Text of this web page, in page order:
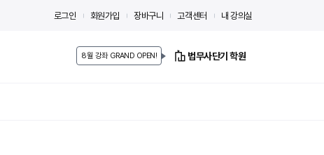
로그인 회원가입 장바구니 고객센터 내 강의실
8월 강좌 GRAND OPEN! 법무사단기 학원